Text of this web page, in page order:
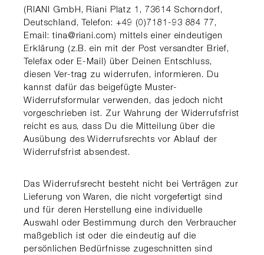
(RIANI GmbH, Riani Platz 1, 73614 Schorndorf,
Deutschland, Telefon: +49 (0)7181-93 884 77,
Email: tina@riani.com) mittels einer eindeutigen
Erklärung (z.B. ein mit der Post versandter Brief,
Telefax oder E-Mail) über Deinen Entschluss,
diesen Ver-trag zu widerrufen, informieren. Du
kannst dafür das beigefügte Muster-
Widerrufsformular verwenden, das jedoch nicht
vorgeschrieben ist. Zur Wahrung der Widerrufsfrist
reicht es aus, dass Du die Mitteilung über die
Ausübung des Widerrufsrechts vor Ablauf der
Widerrufsfrist absendest.
Das Widerrufsrecht besteht nicht bei Verträgen zur
Lieferung von Waren, die nicht vorgefertigt sind
und für deren Herstellung eine individuelle
Auswahl oder Bestimmung durch den Verbraucher
maßgeblich ist oder die eindeutig auf die
persönlichen Bedürfnisse zugeschnitten sind